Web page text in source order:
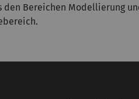
den Bereichen Modellierung